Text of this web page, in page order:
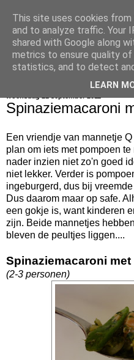
bijna net zo
Spinaziemacaroni
Een vriendje van mannetje
plan om iets met pompoen
nader inzien niet zo'n goed
niet lekker. Verder is
ingeburgerd, dus bij
Dus daarom maar op safe.
een gokje is, want kinderen
zijn. Beide mannetjes
bleven de peultjes liggen....
Spinaziemacaroni met
(2-3 personen)
This site uses cookies
and to analyze traffic. Your
shared with Google along
metrics to ensure quality of
statistics, and to detect
LEARN